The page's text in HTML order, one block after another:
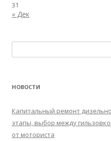
31
« Дек
НОВОСТИ
Капитальный ремонт
этапы, выбор между
от моториста